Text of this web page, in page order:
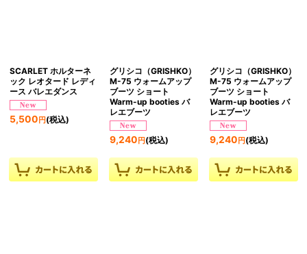
SCARLET ホルターネ
ック レオタード レディ
ース バレエダンス
5,500 円 (税込)
グリシコ（GRISHKO）
M-75 ウォームアップ
ブーツ ショート
Warm-up booties バ
レエブーツ
9,240 円(税込)
グリシコ（GRISHKO）
M-75 ウォームアップ
ブーツ ショート
Warm-up booties バ
レエブーツ
9,240 円(税込)